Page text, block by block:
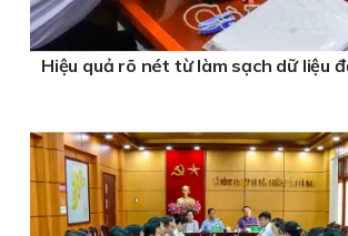
Hiệu quả rõ nét từ làm sạch dữ liệu